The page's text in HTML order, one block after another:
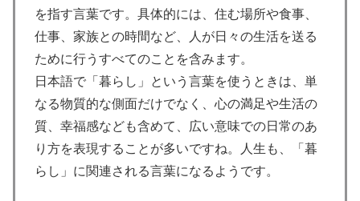
を指す言葉です。具体的には、住む場所や食事、
仕事、家族との時間など、人が日々の生活を送る
ために行うすべてのことを含みます。
日本語で「暮らし」という言葉を使うときは、単
なる物質的な側面だけでなく、心の満足や生活の
質、幸福感なども含めて、広い意味での日常のあ
り方を表現することが多いですね。人生も、「暮
らし」に関連される言葉になるようです。